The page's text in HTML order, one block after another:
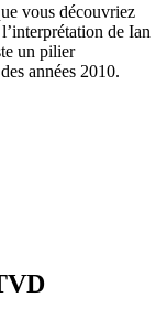
vous découvriez
l’interprétation de Ian
un pilier
années 2010.